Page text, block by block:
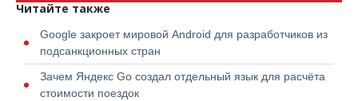
Читайте также
Google закроет мировой Android для разработчиков из
подсанкционных стран
Зачем Яндекс Go создал отдельный язык для расчёта
стоимости поездок